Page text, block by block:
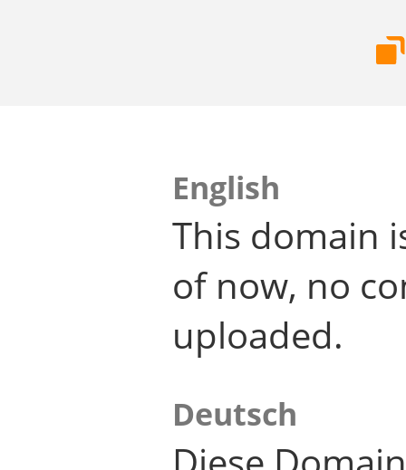
English
This domain
of now, no
uploaded.
Deutsch